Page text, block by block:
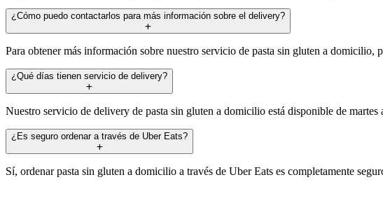
¿Cómo puedo contactarlos para más información sobre el delivery?
Para obtener más información sobre nuestro servicio de pasta sin gluten a domicilio,
¿Qué días tienen servicio de delivery?
Nuestro servicio de delivery de pasta sin gluten a domicilio está disponible de
¿Es seguro ordenar a través de Uber Eats?
Sí, ordenar pasta sin gluten a domicilio a través de Uber Eats es completamente